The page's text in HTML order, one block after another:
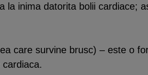
la inima datorita bolii cardiace;
care survine brusc) – este o